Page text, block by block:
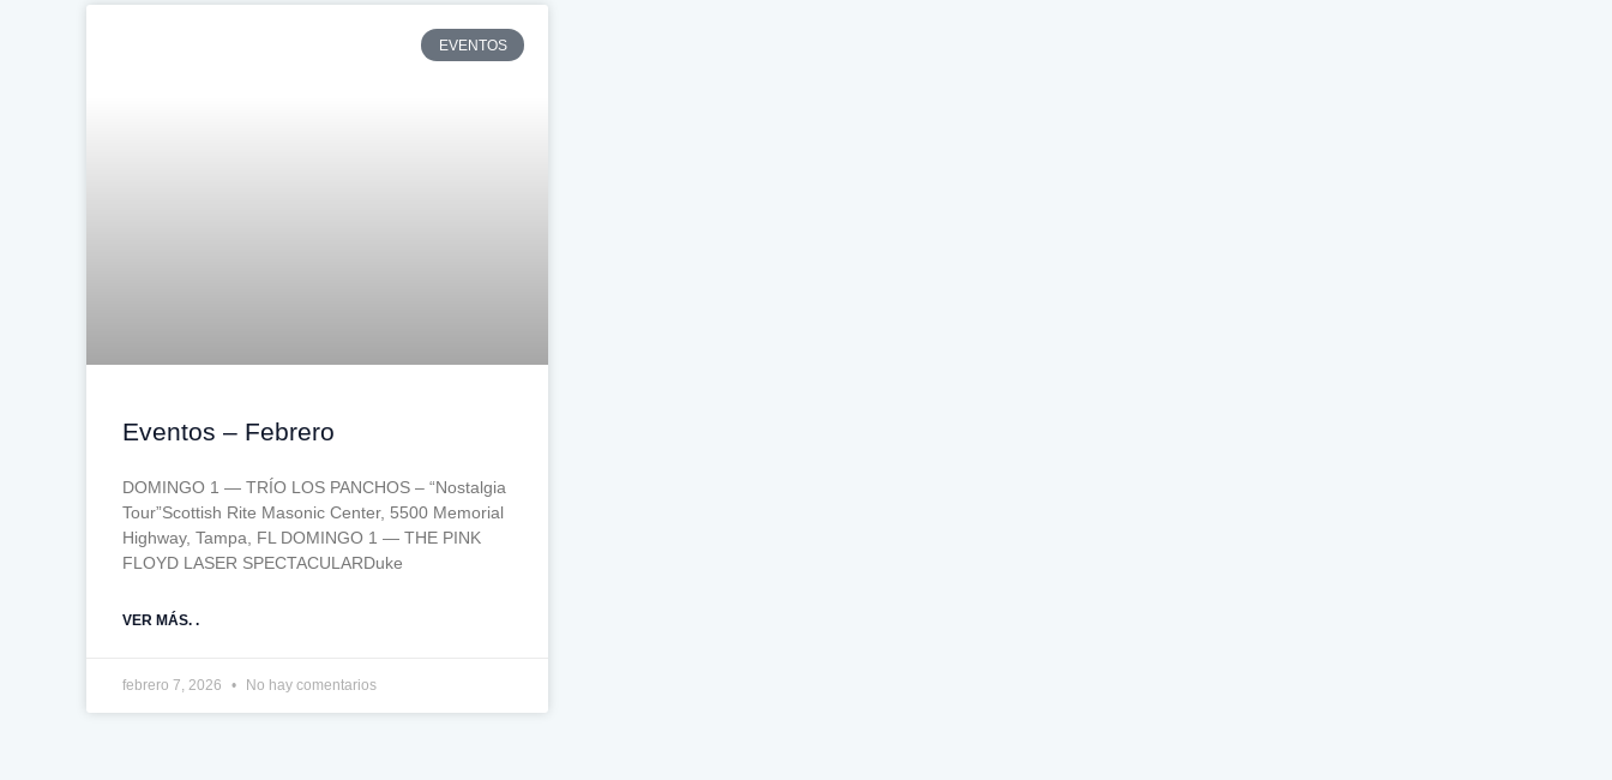
EVENTOS
Eventos – Febrero
DOMINGO 1 — TRÍO LOS PANCHOS – “Nostalgia
Tour”Scottish Rite Masonic Center, 5500 Memorial
Highway, Tampa, FL DOMINGO 1 — THE PINK
FLOYD LASER SPECTACULARDuke
VER MÁS. .
febrero 7, 2026 No hay comentarios